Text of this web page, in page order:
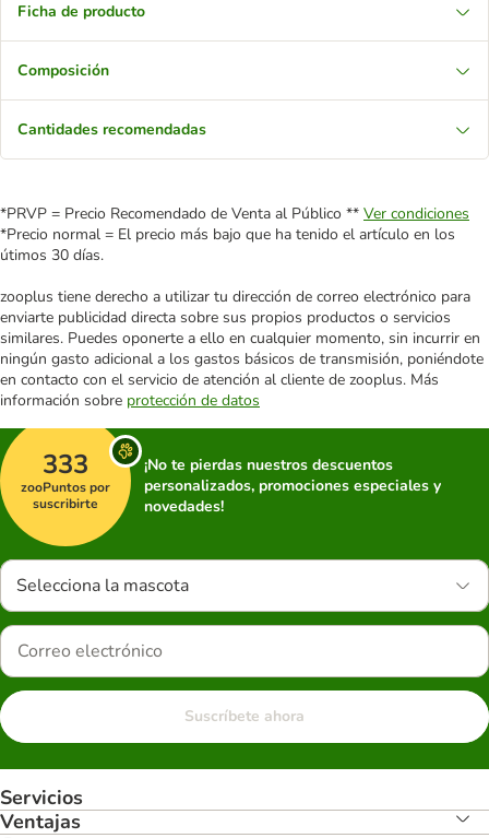
Ficha de producto
Composición
Cantidades recomendadas
*PRVP = Precio Recomendado de Venta al Público ** Ver condiciones
*Precio normal = El precio más bajo que ha tenido el artículo en los
útimos 30 días.
zooplus tiene derecho a utilizar tu dirección de correo electrónico para
enviarte publicidad directa sobre sus propios productos o servicios
similares. Puedes oponerte a ello en cualquier momento, sin incurrir en
ningún gasto adicional a los gastos básicos de transmisión, poniéndote
en contacto con el servicio de atención al cliente de zooplus. Más
información sobre protección de datos
333
zooPuntos por
suscribirte
¡No te pierdas nuestros descuentos
personalizados, promociones especiales y
novedades!
Selecciona la mascota
Suscríbete ahora
Servicios
Ventajas